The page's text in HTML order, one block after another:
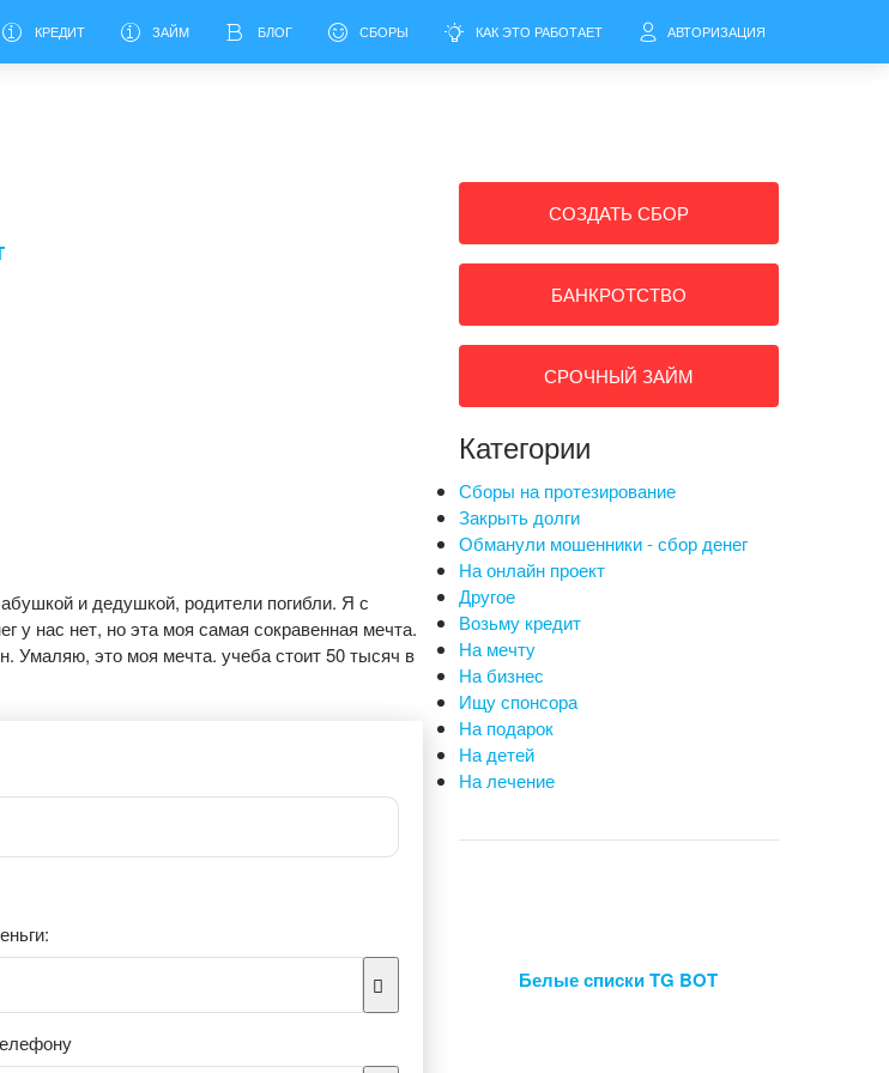
КРЕДИТ ЗАЙМ БЛОГ СБОРЫ КАК ЭТО РАБОТАЕТ АВТОРИЗАЦИЯ
и дедушкой, родители погибли. Я с
у нас нет, но эта моя самая сокравенная мечта.
Умаляю, это моя мечта. учеба стоит 50 тысяч в
СОЗДАТЬ СБОР
БАНКРОТСТВО
СРОЧНЫЙ ЗАЙМ
Категории
Сборы на протезирование
Закрыть долги
Обманули мошенники - сбор денег
На онлайн проект
Другое
Возьму кредит
На мечту
На бизнес
Ищу спонсора
На подарок
На детей
На лечение
Белые списки TG BOT